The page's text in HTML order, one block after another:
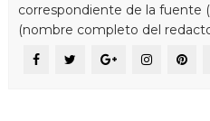
correspondiente de la fuente
(nombre completo del